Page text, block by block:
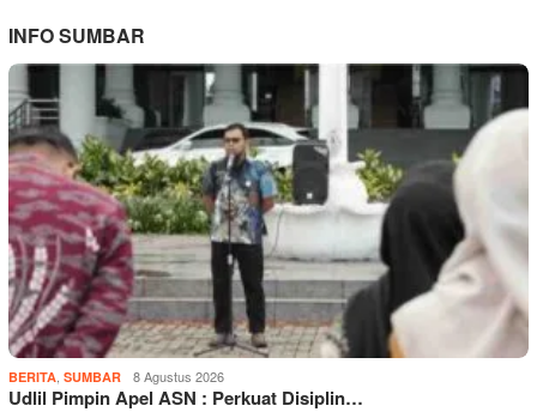
INFO SUMBAR
BERITA SUMBAR 8 Agustus 2026
Udlil Pimpin Apel ASN : Perkuat Disiplin…